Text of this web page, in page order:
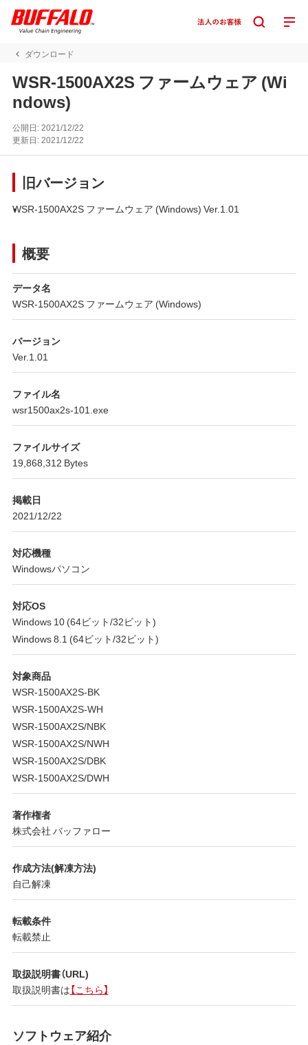
ダウンロード
WSR-1500AX2S ファームウェア (Wi
ndows)
公開日:2021/12/22
更新日:2021/12/22
旧バージョン
WSR-1500AX2S ファームウェア (Windows) Ver.1.01
概要
データ名
WSR-1500AX2S ファームウェア (Windows)
バージョン
Ver.1.01
ファイル名
wsr1500ax2s-101.exe
ファイルサイズ
19,868,312 Bytes
掲載日
2021/12/22
対応機種
Windowsパソコン
対応OS
Windows 10 (64ビット/32ビット)
Windows 8.1 (64ビット/32ビット)
対象商品
WSR-1500AX2S-BK
WSR-1500AX2S-WH
WSR-1500AX2S/NBK
WSR-1500AX2S/NWH
WSR-1500AX2S/DBK
WSR-1500AX2S/DWH
著作権者
株式会社 バッファロー
作成方法(解凍方法)
自己解凍
転載条件
転載禁止
取扱説明書（URL)
取扱説明書は【こちら】
ソフトウェア紹介